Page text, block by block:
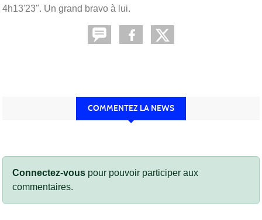
4h13'23". Un grand bravo à lui.
COMMENTEZ LA NEWS
Connectez-vous pour pouvoir participer aux
commentaires.